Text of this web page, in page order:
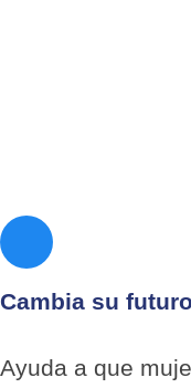
Cambia su futuro
Ayuda a que